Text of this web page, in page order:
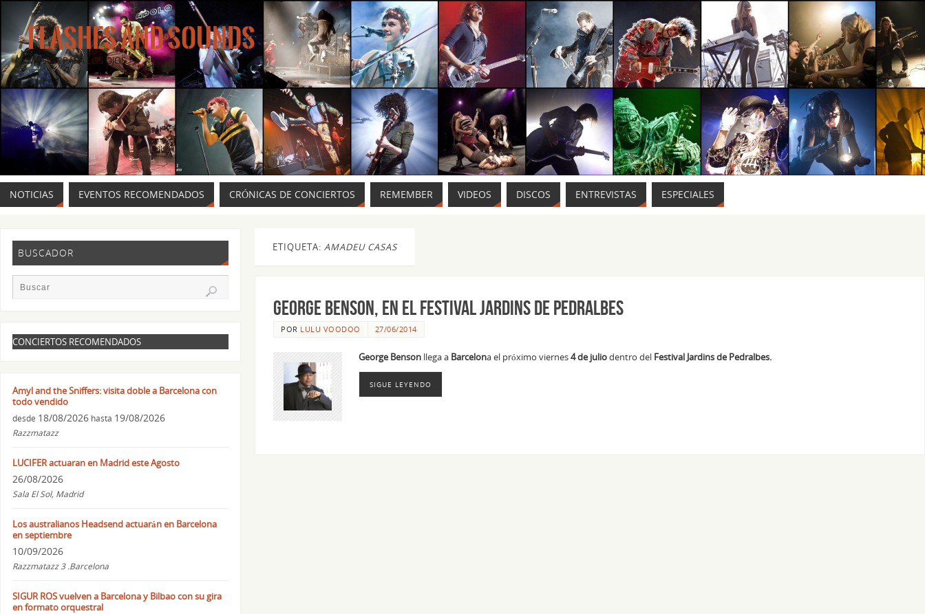
FLASHES AND SOUNDS
MÚSICA PARA LOS OJOS.
NOTICIAS EVENTOS RECOMENDADOS CRÓNICAS DE CONCIERTOS REMEMBER VIDEOS DISCOS ENTREVISTAS ESPECIALES
ETIQUETA: AMADEU CASAS
GEORGE BENSON, en el Festival Jardins de Pedralbes
POR LULU VOODOO 27/06/2014
George Benson llega a Barcelona el próximo viernes4 de juliodentro del Festival Jardins de Pedralbes.
SIGUE LEYENDO
BUSCADOR
CONCIERTOS RECOMENDADOS
Amyl and the Sniffers: visita doble a Barcelona con
todo vendido
desde 18/08/2026 hasta 19/08/2026
Razzmatazz
LUCIFER actuaran en Madrid este Agosto
26/08/2026
Sala El Sol, Madrid
Los australianos Headsend actuarán en Barcelona
en septiembre
10/09/2026
Razzmatazz 3 .Barcelona
SIGUR ROS vuelven a Barcelona y Bilbao con su gira
en formato orquestral